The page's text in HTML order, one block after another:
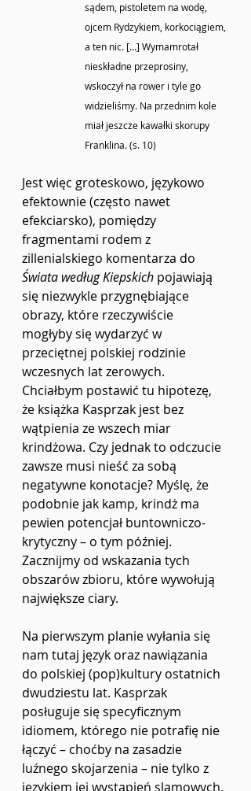
sądem, pistoletem na wodę,
ojcem Rydzykiem, korkociągiem,
a ten nic. […] Wymamrotał
nieskładne przeprosiny,
wskoczył na rower i tyle go
widzieliśmy. Na przednim kole
miał jeszcze kawałki skorupy
Franklina. (s. 10)
Jest więc groteskowo, językowo
efektownie (często nawet
efekciarsko), pomiędzy
fragmentami rodem z
zillenialskiego komentarza do
Świata według Kiepskich pojawiają
się niezwykle przygnębiające
obrazy, które rzeczywiście
mogłyby się wydarzyć w
przeciętnej polskiej rodzinie
wczesnych lat zerowych.
Chciałbym postawić tu hipotezę,
że książka Kasprzak jest bez
wątpienia ze wszech miar
krindżowa. Czy jednak to odczucie
zawsze musi nieść za sobą
negatywne konotacje? Myślę, że
podobnie jak kamp, krindż ma
pewien potencjał buntowniczo-
krytyczny – o tym później.
Zacznijmy od wskazania tych
obszarów zbioru, które wywołują
największe ciary.
Na pierwszym planie wyłania się
nam tutaj język oraz nawiązania
do polskiej (pop)kultury ostatnich
dwudziestu lat. Kasprzak
posługuje się specyficznym
idiomem, którego nie potrafię nie
łączyć – choćby na zasadzie
luźnego skojarzenia – nie tylko z
językiem jej wystąpień slamowych,